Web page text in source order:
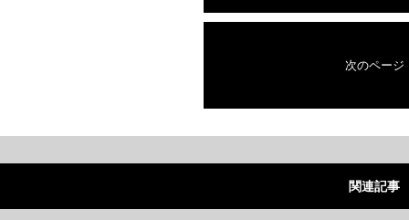
次のページ
関連記事